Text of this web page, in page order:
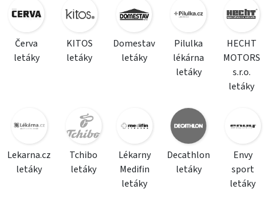
Červa
letáky
KITOS
letáky
Domestav
letáky
Pilulka
lékárna
letáky
HECHT
MOTORS
s.r.o.
letáky
Lekarna.cz
letáky
Tchibo
letáky
Lékarny
Medifin
letáky
Decathlon
letáky
Envy
sport
letáky